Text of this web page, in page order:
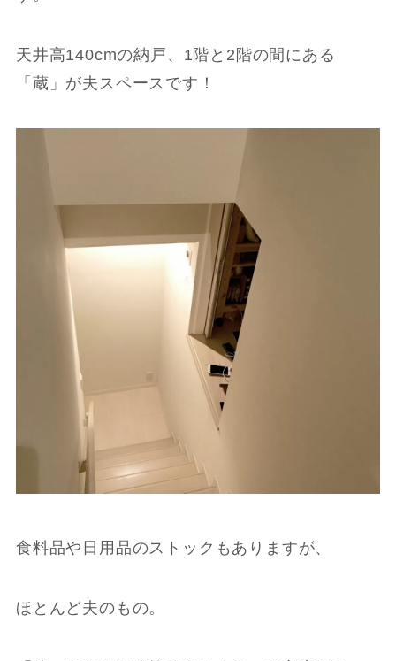
天井高140cmの納戸、1階と2階の間にある
「蔵」が夫スペースです！
食料品や日用品のストックもありますが、
ほとんど夫のもの。